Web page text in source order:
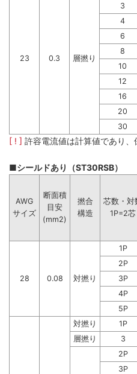
23 0.3 層撚り
3
4
6
8
10
12
16
20
30
[ ! ] 許容電流値は計算値であり、
■シールドあり（ST30RSB）
AWG
サイズ
断面積
目安
(mm2)
撚合
構造
芯数・対
1P=2芯
28 0.08 対撚り
1P
2P
3P
4P
5P
対撚り 1P
層撚り 3
2P
3P